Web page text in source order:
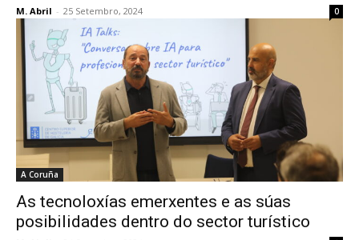
M. Abril - 25 Setembro, 2024 0
A Coruña
As tecnoloxías emerxentes e as súas
posibilidades dentro do sector turístico